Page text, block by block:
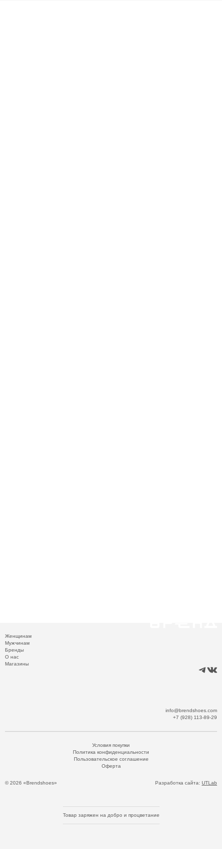
Женщинам
Мужчинам
Бренды
О нас
Магазины
info@brendshoes.com
+7 (928) 113-89-29
© 2026 «Brendshoes»
Условия покупки
Политика конфиденциальности
Пользовательское соглашение
Оферта
Разработка сайта: UTLab
Товар заряжен на добро и процветание